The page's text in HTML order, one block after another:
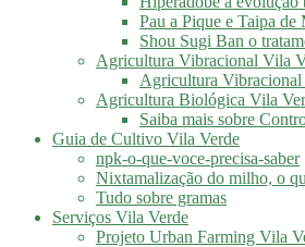
Pau a Pique e Taipa de
Shou Sugi Ban o
Agricultura Vibracional Vila
Agricultura Vibracional
Agricultura Biológica Vila
Saiba mais sobre
Guia de Cultivo Vila Verde
npk-o-que-voce-precisa-saber
Nixtamalização do milho, o
Tudo sobre gramas
Serviços Vila Verde
Projeto Urban Farming Vila